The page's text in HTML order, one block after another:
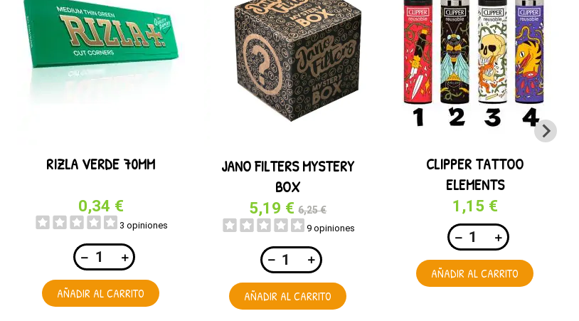
RIZLA VERDE 70MM
0,34 €
3 opiniones
AÑADIR AL CARRITO
JANO FILTERS MYSTERY
BOX
5,19 € 6,25 €
9 opiniones
AÑADIR AL CARRITO
CLIPPER TATTOO
ELEMENTS
1,15 €
AÑADIR AL CARRITO